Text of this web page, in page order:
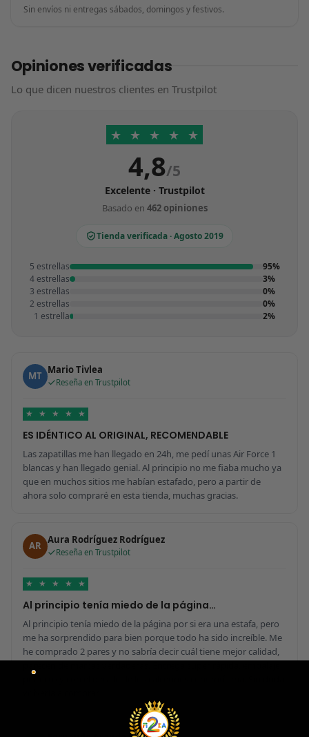
Sin envíos ni entregas sábados, domingos y festivos.
Opiniones verificadas
Lo que dicen nuestros clientes en Trustpilot
★ ★ ★ ★ ★
4,8/5
Excelente · Trustpilot
Basado en 462 opiniones
Tienda verificada · Agosto 2019
5 estrellas
95%
4 estrellas
3%
3 estrellas
0%
2 estrellas
0%
1 estrella
2%
MT Mario Tivlea
Reseña en Trustpilot
★ ★ ★ ★ ★
ES IDÉNTICO AL ORIGINAL, RECOMENDABLE
Las zapatillas me han llegado en 24h, me pedí unas Air Force 1
blancas y han llegado genial. Al principio no me fiaba mucho ya
que en muchos sitios me habían estafado, pero a partir de
ahora solo compraré en esta tienda, muchas gracias.
AR Aura Rodríguez Rodríguez
Reseña en Trustpilot
★ ★ ★ ★ ★
Al principio tenía miedo de la página…
Al principio tenía miedo de la página por si era una estafa, pero
me ha sorprendido para bien porque todo ha sido increíble. Me
he comprado 2 pares y no sabría decir cuál tiene mejor calidad,